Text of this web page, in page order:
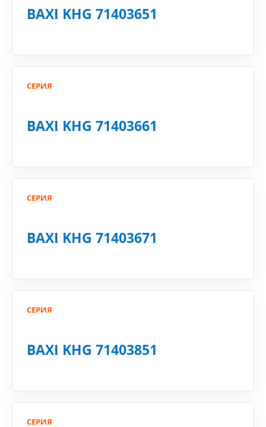
BAXI KHG 71403651
СЕРИЯ
BAXI KHG 71403661
СЕРИЯ
BAXI KHG 71403671
СЕРИЯ
BAXI KHG 71403851
СЕРИЯ